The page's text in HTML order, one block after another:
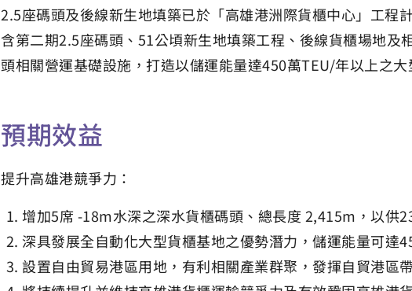
2.5座碼頭及後線新生地填築已於「高雄港洲際貨櫃中心」工程
含第二期2.5座碼頭、51公頃新生地填築工程、後線貨櫃場地及
頭相關營運基礎設施，打造以儲運能量達450萬TEU/年以上之大
預期效益
提升高雄港競爭力：
增加5席 -18m水深之深水貨櫃碼頭、總長度 2,415m，以供
深具發展全自動化大型貨櫃基地之優勢潛力，儲運能量可達
設置自由貿易港區用地，有利相關產業群聚，發揮自貿港區